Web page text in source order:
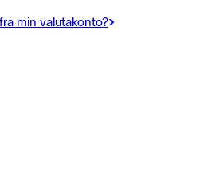
min valutakonto?